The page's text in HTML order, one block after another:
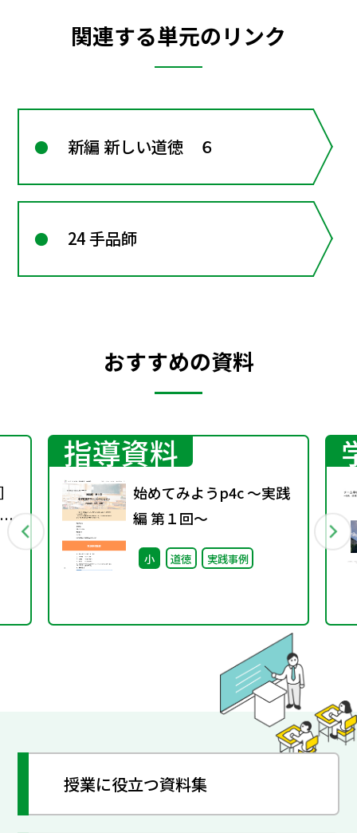
関連する単元のリンク
新編 新しい道徳 ６
24 手品師
おすすめの資料
指導資料
始めてみようp4c ～実践
編 第１回～
小 道徳 実践事例
授業に役立つ資料集